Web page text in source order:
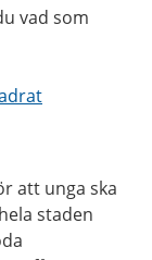
vad som
att unga ska
staden